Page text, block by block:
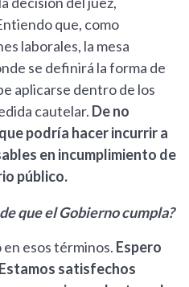
que, como
laborales, la mesa
se definirá la forma de
aplicarse dentro de los
cautelar. De no
podría hacer incurrir a
en incumplimiento de
público.
que el Gobierno cumpla?
esos términos. Espero
satisfechos